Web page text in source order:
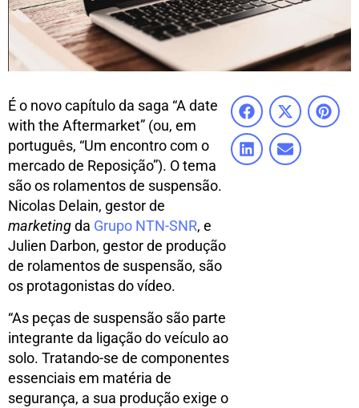
É o novo capítulo da saga “A date
with the Aftermarket” (ou, em
português, “Um encontro com o
mercado de Reposição”). O tema
são os rolamentos de suspensão.
Nicolas Delain, gestor de
marketingda Grupo NTN-SNR, e
Julien Darbon, gestor de produção
de rolamentos de suspensão, são
os protagonistas do vídeo.
“As peças de suspensão são parte
integrante da ligação do veículo ao
solo. Tratando-se de componentes
essenciais em matéria de
segurança, a sua produção exige o